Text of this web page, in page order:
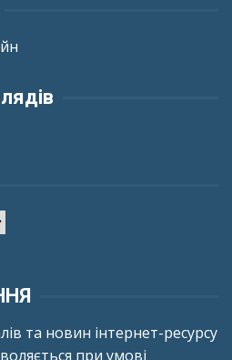
та новин інтернет-ресурсу
при умові